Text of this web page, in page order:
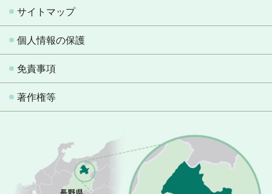
サイトマップ
個人情報の保護
免責事項
著作権等